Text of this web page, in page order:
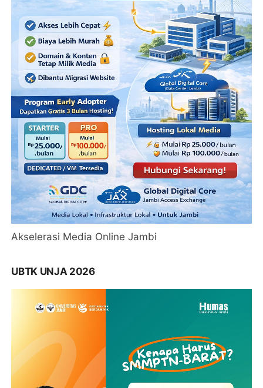
Akselerasi Media Online Jambi
UBTK UNJA 2026